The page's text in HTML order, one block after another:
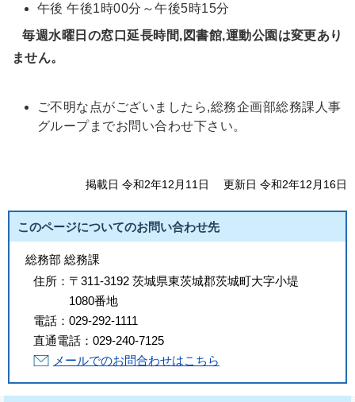
午後 午後1時00分～午後5時15分
毎週水曜日の窓口延長時間,図書館,運動公園は変更あり
ません。
ご不明な点がございましたら,総務企画部総務課人事
グループまでお問い合わせ下さい。
掲載日 令和2年12月11日 更新日 令和2年12月16日
このページについてのお問い合わせ先
総務部 総務課
住所： 〒311-3192 茨城県東茨城郡茨城町大字小堤
1080番地
電話： 029-292-1111
直通電話： 029-240-7125
メールでのお問合わせはこちら